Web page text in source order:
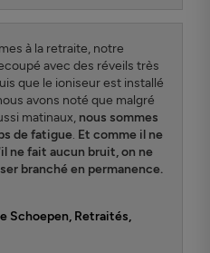
à la retraite, notre
avec des réveils très
que le ioniseur est installé
avons noté que malgré
matinaux, nous sommes
de fatigue. Et comme il ne
ne fait aucun bruit, on ne
branché en permanence.
Schoepen, Retraités,